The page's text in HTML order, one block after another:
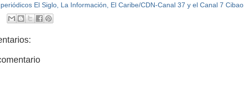
El Siglo, La Información, El Caribe/CDN-Canal 37 y el Canal 7 Cibao.